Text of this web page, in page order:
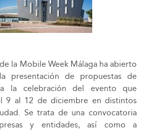
la Mobile Week Málaga ha abierto
presentación de propuestas de
la celebración del evento que
9 al 12 de diciembre en distintos
Se trata de una convocatoria
y entidades, así como a